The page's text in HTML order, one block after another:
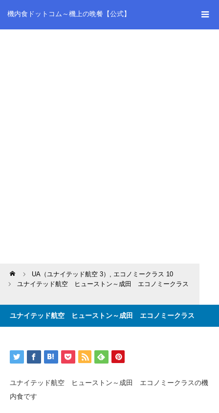
機内食ドットコム～機上の晩餐【公式】
Home UA（ユナイテッド航空 3） , エコノミークラス 10
ユナイテッド航空 ヒューストン～成田 エコノミークラス
ユナイテッド航空 ヒューストン～成田 エコノミークラス
ユナイテッド航空 ヒューストン～成田 エコノミークラスの機
内食です